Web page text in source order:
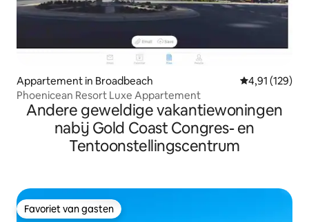
Appartement in Broadbeach Gemiddelde
4,91 (129)
Phoenicean Resort Luxe Appartement
Andere geweldige vakantiewoningen
nabij Gold Coast Congres- en
Tentoonstellingscentrum
Favoriet van gasten
Favoriet van gasten